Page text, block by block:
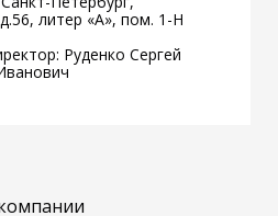
литер «А», пом. 1-Н
Руденко Сергей